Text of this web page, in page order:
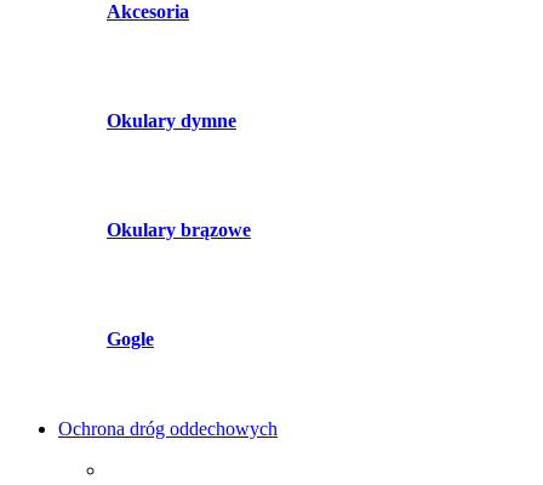
Akcesoria
Okulary dymne
Okulary brązowe
Gogle
Ochrona dróg oddechowych